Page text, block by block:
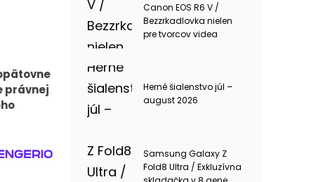
právnej
Canon EOS R6 V /
Bezzrkadlovka nielen
pre tvorcov videa
Herné šialenstvo júl –
august 2026
Samsung Galaxy Z
Fold8 Ultra / Exkluzívna